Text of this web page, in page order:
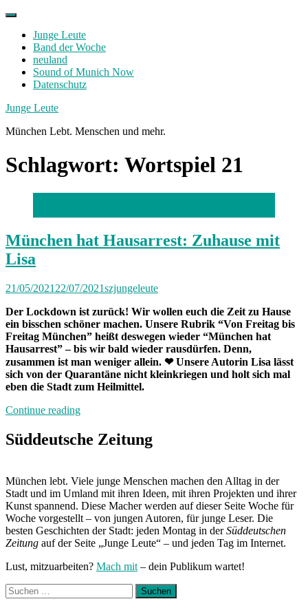
Skip
contentJunge Leute
Band der Woche
neuland
Sound of Munich Now
Datenschutz
Facebook
Twitter
Instagram
Junge Leute
München Lebt. Menschen und mehr.
Schlagwort: Wortspiel 21
München hat Hausarrest: Zuhause mit
Lisa
21/05/2021 22/07/2021szjungeleute
Der Lockdown ist zurück! Wir wollen euch die Zeit zu Hause
ein bisschen schöner machen. Unsere Rubrik “Von Freitag bis
Freitag München” heißt deswegen wieder “München hat
Hausarrest” – bis wir bald wieder rausdürfen. Denn,
zusammen ist man weniger allein. ❤ Unsere Autorin Lisa lässt
sich von der Quarantäne nicht kleinkriegen und holt sich mal
eben die Stadt zum Heilmittel.
Continue reading„München
Hausarrest:
Zuhause
Süddeutsche Zeitung
München lebt. Viele junge Menschen machen den Alltag in der
Stadt und im Umland mit ihren Ideen, mit ihren Projekten und ihrer
Kunst spannend. Diese Macher werden auf dieser Seite Woche für
Woche vorgestellt – von jungen Autoren, für junge Leser. Die
besten Geschichten der Stadt: jeden Montag in derSüddeutschen
Zeitung auf der Seite „Junge Leute“ – und jeden Tag im Internet.
Lust, mitzuarbeiten? Mach mit – dein Publikum wartet!
Suchen
nach: